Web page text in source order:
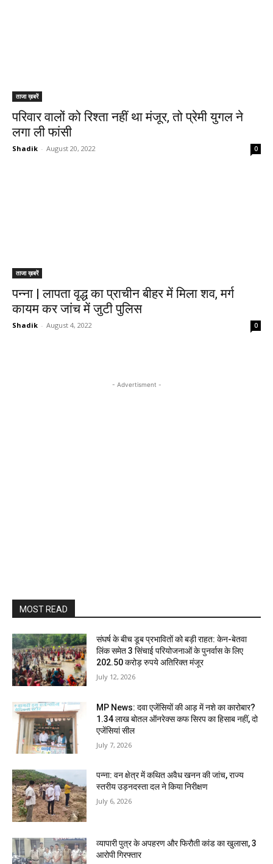
ताजा ख़बरें
परिवार वालों को रिश्ता नहीं था मंजूर, तो प्रेमी युगल ने
लगा ली फांसी
Shadik - August 20, 2022 0
ताजा ख़बरें
पन्ना | लापता वृद्ध का प्राचीन बीहर में मिला शव, मर्ग
कायम कर जांच में जुटी पुलिस
Shadik - August 4, 2022 0
- Advertisment -
MOST READ
संघर्ष के बीच डूब प्रभावितों को बड़ी राहत: केन-बेतवा
लिंक समेत 3 सिंचाई परियोजनाओं के पुनर्वास के लिए
202.50 करोड़ रुपये अतिरिक्त मंजूर
July 12, 2026
MP News: दवा एजेंसियों की आड़ में नशे का कारोबार?
1.34 लाख बोतल ऑनरेक्स कफ सिरप का हिसाब नहीं, दो
एजेंसियां सील
July 7, 2026
पन्ना: वन क्षेत्र में कथित अवैध खनन की जांच, राज्य
स्तरीय उड़नदस्ता दल ने किया निरीक्षण
July 6, 2026
व्यापारी पुत्र के अपहरण और फिरौती कांड का खुलासा, 3
आरोपी गिरफ्तार